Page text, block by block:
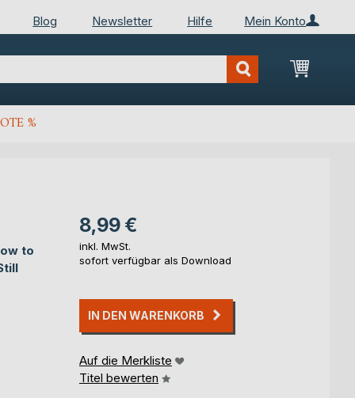
Mein Konto
Blog Newsletter Hilfe
Mein
%
to
8,99 €
inkl. MwSt.
sofort verfügbar als Download
IN DEN WARENKORB
Auf die Merkliste
Titel bewerten